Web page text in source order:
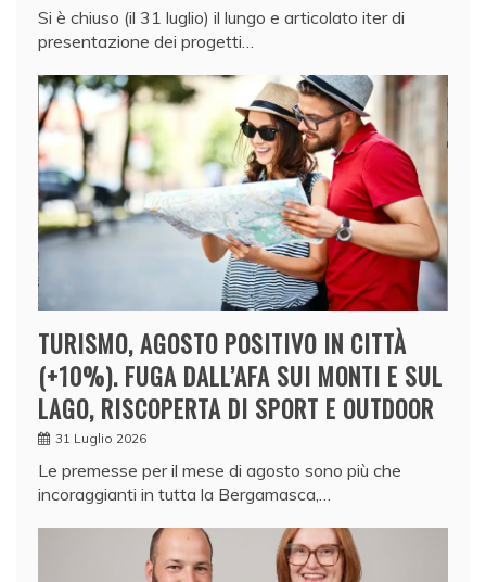
Si è chiuso (il 31 luglio) il lungo e articolato iter di
presentazione dei progetti…
TURISMO, AGOSTO POSITIVO IN CITTÀ
(+10%). FUGA DALL’AFA SUI MONTI E SUL
LAGO, RISCOPERTA DI SPORT E OUTDOOR
31 Luglio 2026
Le premesse per il mese di agosto sono più che
incoraggianti in tutta la Bergamasca,…